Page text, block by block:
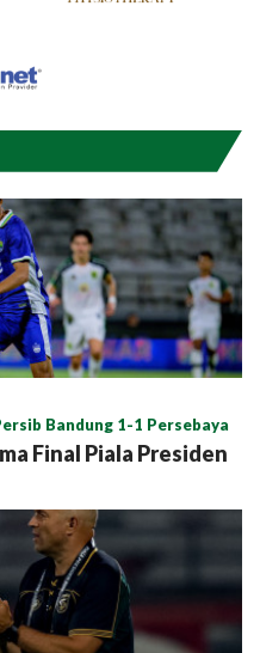
Bandung 1-1 Persebaya
Final Piala Presiden